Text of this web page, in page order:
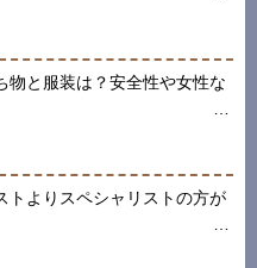
物と服装は？安全性や女性な
トよりスペシャリストの方が